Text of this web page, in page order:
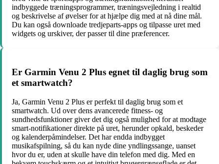
indbyggede træningsprogrammer, træningsvejledning i realtid
og beskrivelse af øvelser for at hjælpe dig med at nå dine mål.
Du kan også downloade tredjeparts-apps og tilpasse uret med
widgets og urskiver, der passer til dine præferencer.
Er Garmin Venu 2 Plus egnet til daglig brug som
et smartwatch?
Ja, Garmin Venu 2 Plus er perfekt til daglig brug som et
smartwatch. Ud over dens avancerede fitness- og
sundhedsfunktioner giver det dig også mulighed for at modtage
smart-notifikationer direkte på uret, herunder opkald, beskeder
og kalenderpåmindelser. Det har endda indbygget
musikafspilning, så du kan nyde dine yndlingssange, uanset
hvor du er, uden at skulle have din telefon med dig. Med en